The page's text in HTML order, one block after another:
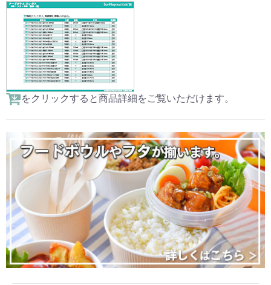
をクリックすると商品詳細をご覧いただけます。